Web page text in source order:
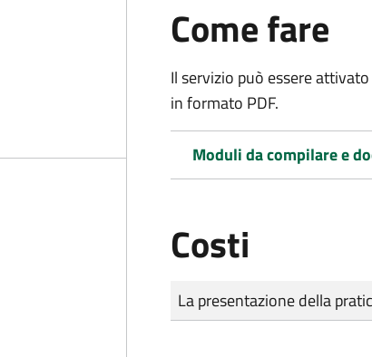
Come fare
Il servizio può essere
in formato PDF.
Moduli da compilare e
Costi
Tipo di pagamento
Importo
La presentazione della